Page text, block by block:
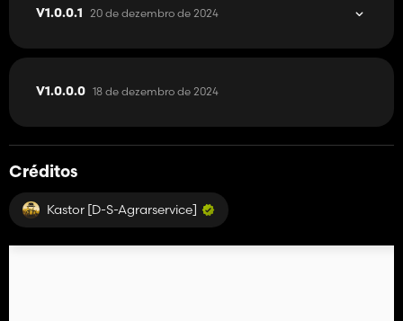
V1.0.0.1 20 de dezembro de 2024
V1.0.0.0 18 de dezembro de 2024
Créditos
Kastor [D-S-Agrarservice]